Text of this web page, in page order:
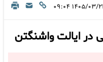
۰۳/۲۴ ۰۹:۰۴
در ایالت واشنگتن